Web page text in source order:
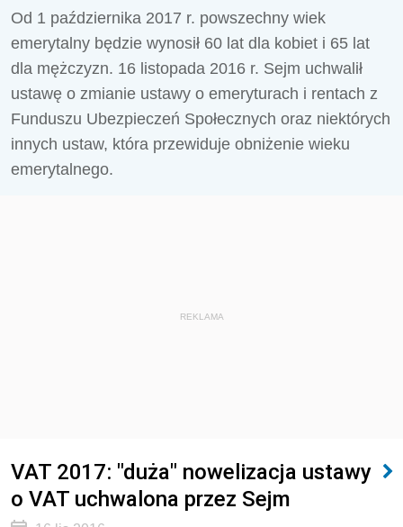
Od 1 października 2017 r. powszechny wiek
emerytalny będzie wynosił 60 lat dla kobiet i 65 lat
dla mężczyzn. 16 listopada 2016 r. Sejm uchwalił
ustawę o zmianie ustawy o emeryturach i rentach z
Funduszu Ubezpieczeń Społecznych oraz niektórych
innych ustaw, która przewiduje obniżenie wieku
emerytalnego.
REKLAMA
VAT 2017: "duża" nowelizacja ustawy
o VAT uchwalona przez Sejm